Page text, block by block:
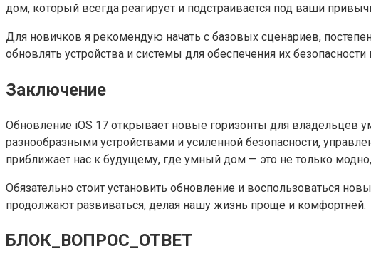
дом, который всегда реагирует и подстраивается под ваши
Для новичков я рекомендую начать с базовых сценариев,
обновлять устройства и системы для обеспечения их
Заключение
Обновление iOS 17 открывает новые горизонты для владельцев
разнообразными устройствами и усиленной безопасности,
приближает нас к будущему, где умный дом — это не только
Обязательно стоит установить обновление и воспользоваться
продолжают развиваться, делая нашу жизнь проще и комфортней.
БЛОК_ВОПРОС_ОТВЕТ